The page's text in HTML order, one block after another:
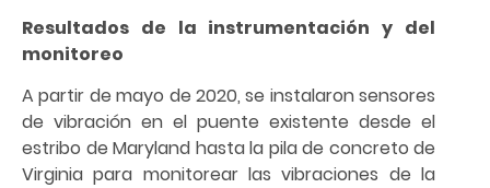
Resultados de la instrumentación y del
monitoreo
A partir de mayo de 2020, se instalaron sensores
de vibración en el puente existente desde el
estribo de Maryland hasta la pila de concreto de
Virginia para monitorear las vibraciones de la